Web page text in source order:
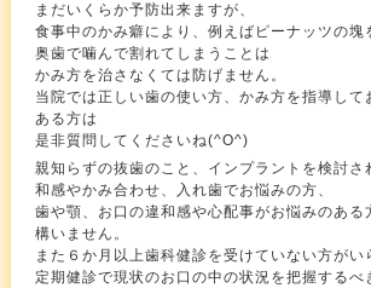
まだいくらか予防出来ますが、
食事中のかみ癖により、例えばピーナッツの塊
奥歯で噛んで割れてしまうことは
かみ方を治さなくては防げません。
当院では正しい歯の使い方、かみ方を指導して
ある方は
是非質問してくださいね(^O^)
親知らずの抜歯のこと、インプラントを検討さ
和感やかみ合わせ、入れ歯でお悩みの方、
歯や顎、お口の違和感や心配事がお悩みのある
構いません。
また６か月以上歯科健診を受けていない方がい
定期健診で現状のお口の中の状況を把握するべ